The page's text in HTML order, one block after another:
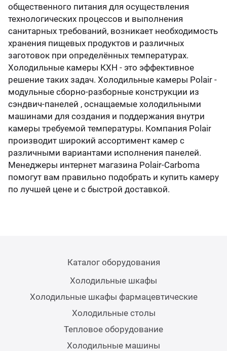
общественного питания для осуществления
технологических процессов и выполнения
санитарных требований, возникает необходимость
хранения пищевых продуктов и различных
заготовок при определённых температурах.
Холодильные камеры КХН - это эффективное
решение таких задач. Холодильные камеры Polair -
модульные сборно-разборные конструкции из
сэндвич-панелей , оснащаемые холодильными
машинами для создания и поддержания внутри
камеры требуемой температуры. Компания Polair
производит широкий ассортимент камер с
различными вариантами исполнения панелей.
Менеджеры интернет магазина Polair-Carboma
помогут вам правильно подобрать и купить камеру
по лучшей цене и с быстрой доставкой.
Каталог оборудования
Холодильные шкафы
Холодильные шкафы фармацевтические
Холодильные столы
Тепловое оборудование
Холодильные машины